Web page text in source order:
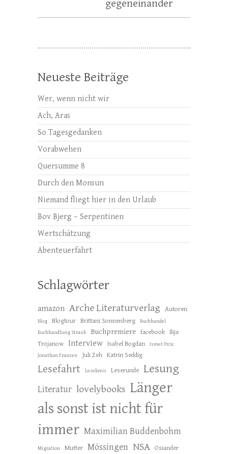
gegeneinander
Neueste Beiträge
Wer, wenn nicht wir
Ach, Aras
So Tagesgedanken
Vorabwehen
Quersumme 8
Durch den Monsun
Niemand fliegt hier in den Urlaub
Bov Bjerg – Serpentinen
Wertschätzung
Abenteuerfahrt
Schlagwörter
amazon Arche Literaturverlag Autoren
Blog Blogtour Brittani Sonnenberg
Buchhandel
Buchhandlung Straub
Buchpremiere facebook Ilija
Trojanow
Interview Isabel Bogdan
Ismet Prcic
Jonathan Franzen
Juli Zeh Katrin Seddig
Lesefahrt Lesekreis Leserunde Lesung
Literatur lovelybooks Länger
als sonst ist nicht für
immer Maximilian Buddenbohm
Migration Mutter Mössingen NSA Osiander